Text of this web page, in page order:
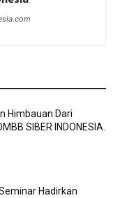
Himbauan Dari
SIBER INDONESIA.
Hadirkan